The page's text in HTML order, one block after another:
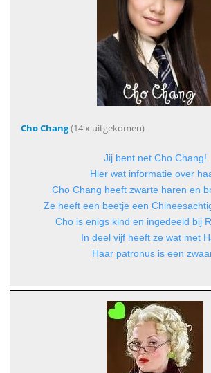
Cho Chang(14 x uitgekomen)
Jij bent net Cho Chang!
Hier wat informatie over
Cho Chang heeft zwarte haren en
Ze heeft een beetje een
Cho is enigs kind en ingedeeld bij
In deel vijf heeft ze wat met
Haar patronus is een